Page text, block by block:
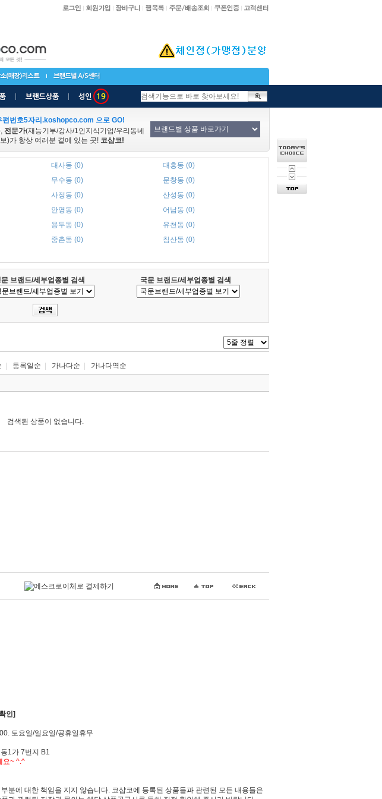
편번호5자리.koshopco.com 으로 GO!
전문가(재능기부/강사/1인지식기업/우리동네
)가 항상 여러분 곁에 있는 곳! 코샵코!
대사동 (0)
대흥동 (0)
무수동 (0)
문창동 (0)
사정동 (0)
산성동 (0)
안영동 (0)
어남동 (0)
용두동 (0)
유천동 (0)
중촌동 (0)
침산동 (0)
문 브랜드/세부업종별 검색
국문 브랜드/세부업종별 검색
등록일순 가나다순 가나다역순
검색된 상품이 없습니다.
인]
토요일/일요일/공휴일휴무
1가 7번지 B1
요~ ^.^
분에 대한 책임을 지지 않습니다. 코샵코에 등록된 상품들과 관련된 모든 내용들은